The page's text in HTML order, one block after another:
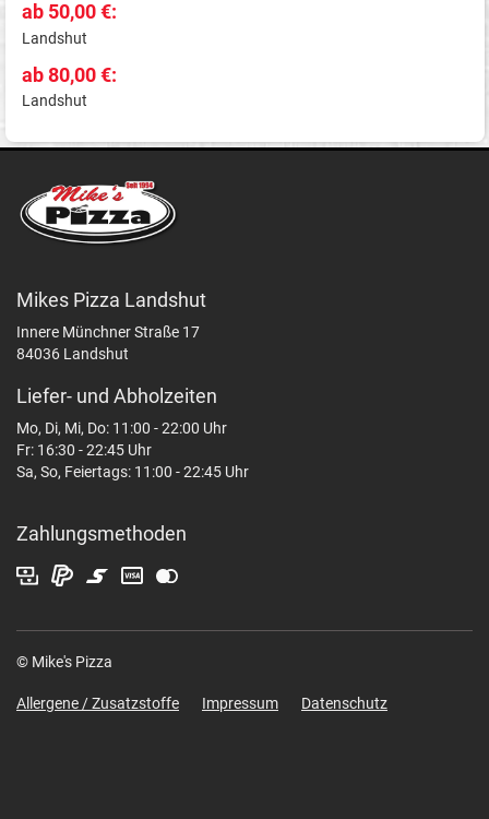
ab 50,00 €:
Landshut
ab 80,00 €:
Landshut
Mikes Pizza Landshut
Innere Münchner Straße 17
84036 Landshut
Liefer- und Abholzeiten
Mo, Di, Mi, Do: 11:00 - 22:00 Uhr
Fr: 16:30 - 22:45 Uhr
Sa, So, Feiertags: 11:00 - 22:45 Uhr
Zahlungsmethoden
© Mike's Pizza
Allergene / Zusatzstoffe Impressum Datenschutz